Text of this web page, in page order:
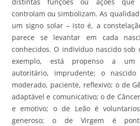
controlam ou simbolizam. As
um signo solar – isto é, a
parece se levantar em cada
conhecidos. O indivíduo nascido sob
exemplo, está propenso a um
autoritário, imprudente; o
moderado, paciente, reflexivo; o de
adaptável e comunicativo; o de
e emotivo; o de Leão é
generoso; o de Virgem é